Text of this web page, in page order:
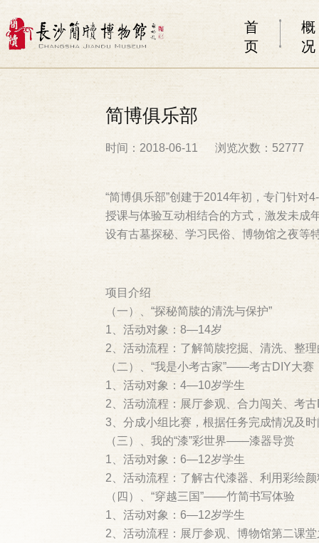
首
页
概
况
简博俱乐部
时间：2018-06-11 浏览次数：52777
“简博俱乐部”创建于2014年初，专门针
授课与体验互动相结合的方式，激发未成
设有古墓探秘、学习民俗、博物馆之夜等
项目介绍
（一）、“探秘简牍的清洗与保护”
1、活动对象：8—14岁
2、活动流程：了解简牍挖掘、清洗、整
（二）、“我是小考古家”——考古DIY大赛
1、活动对象：4—10岁学生
2、活动流程：展厅参观、合力闯关、考
3、分成小组比赛，根据任务完成情况及
（三）、我的“漆”彩世界——漆器导赏
1、活动对象：6—12岁学生
2、活动流程：了解古代漆器、利用彩绘
（四）、“穿越三国”——竹简书写体验
1、活动对象：6—12岁学生
2、活动流程：展厅参观、博物馆第二课